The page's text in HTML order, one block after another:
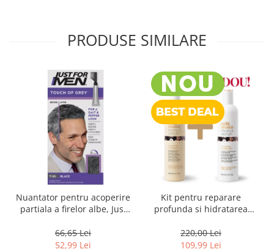
PRODUSE SIMILARE
Nuantator pentru acoperire
partiala a firelor albe, Just
Touch of Grey, 40 g
66,65 Lei
52,99 Lei
Kit pentru reparare
profunda si hidratarea
Milk Shake Integrity &
Strength Nourishing
220,00 Lei
109,99 Lei